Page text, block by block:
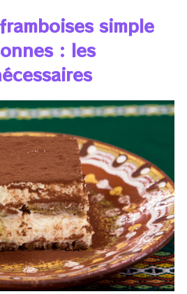
simple
: les